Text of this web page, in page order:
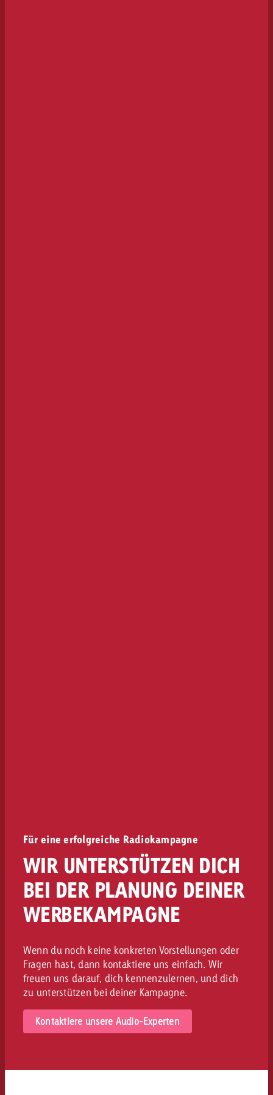
Für eine erfolgreiche Radiokampagne
WIR UNTERSTÜTZEN DICH
BEI DER PLANUNG DEINER
WERBEKAMPAGNE
Wenn du noch keine konkreten Vorstellungen oder
Fragen hast, dann kontaktiere uns einfach. Wir
freuen uns darauf, dich kennenzulernen, und dich
zu unterstützen bei deiner Kampagne.
Kontaktiere unsere Audio-Experten